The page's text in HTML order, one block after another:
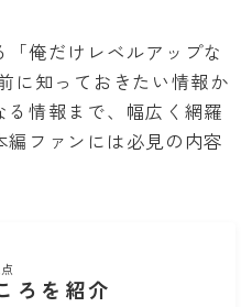
俺だけレベルアップな
に知っておきたい情報か
る情報まで、幅広く網羅
編ファンには必見の内容
ろを紹介